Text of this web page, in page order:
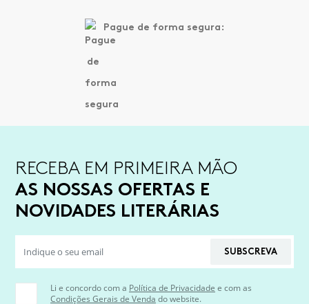
Pague de forma segura:
RECEBA EM PRIMEIRA MÃO
AS NOSSAS OFERTAS E
NOVIDADES LITERÁRIAS
SUBSCREVA
Li e concordo com a Política de Privacidade e com as
Condições Gerais de Venda do website.